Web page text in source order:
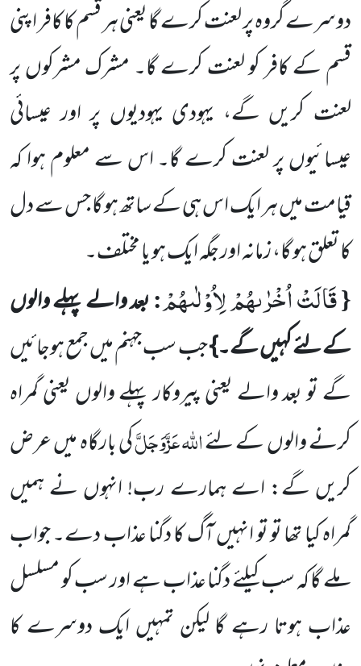
دوسرے گروہ پر لعنت کرے گا یعنی ہر قسم کا کافر اپنی
قسم کے کافر کو لعنت کرے گا۔ مشرک مشرکوں پر
لعنت کریں گے، یہودی یہودیوں پر اور عیسائی
عیسائیوں پر لعنت کرے گا۔ اس سے معلوم ہوا کہ
قیامت میں ہر ایک اس ہی کے ساتھ ہو گا جس سے دل
کا تعلق ہو گا، زمانہ اور جگہ ایک ہو یا مختلف۔
{قَالَتْ اُخْرٰىهُمْ لِاُوْلٰىهُمْ:بعد والے پہلے والوں
کے لئے کہیں گے۔}جب سب جہنم میں جمع ہوجائیں
گے تو بعدوالے یعنی پیروکار پہلے والوں یعنی گمراہ
کرنے والوں کے لئےاللہعَزَّوَجَلَّکی بارگاہ میں عرض
کریں گے: اے ہمارے رب!انہوں نے ہمیں
گمراہ کیا تھا تو تو انہیں آگ کا دگنا عذاب دے۔ جواب
ملے گا کہ سب کیلئے دگنا عذاب ہے اور سب کو مسلسل
عذاب ہوتا رہے گا لیکن تمہیں ایک دوسرے کا